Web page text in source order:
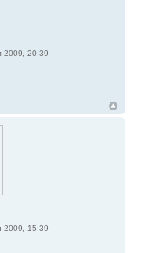
2009, 20:39
2009, 15:39